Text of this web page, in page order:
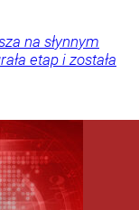
na słynnym
etap i została